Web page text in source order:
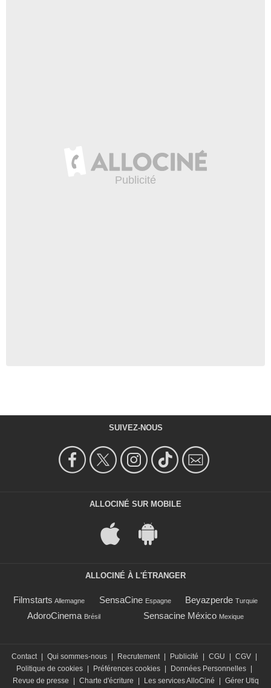
SUIVEZ-NOUS
ALLOCINÉ SUR MOBILE
ALLOCINÉ À L'ÉTRANGER
Filmstarts Allemagne SensaCine Espagne Beyazperde Turquie
AdoroCinema Brésil Sensacine México Mexique
Contact | Qui sommes-nous | Recrutement | Publicité | CGU | CGV |
Politique de cookies | Préférences cookies | Données Personnelles |
Revue de presse
| Charte d'écriture | Les services AlloCiné | Gérer Utiq